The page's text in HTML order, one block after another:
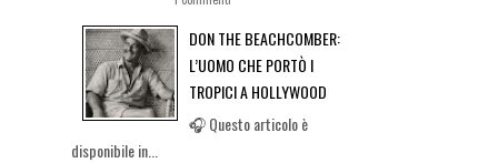
DON THE BEACHCOMBER:
L’UOMO CHE PORTÒ I
TROPICI A HOLLYWOOD
🎧 Questo articolo è
disponibile in...